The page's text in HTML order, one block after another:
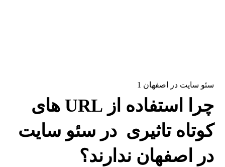
سئو سایت در اصفهان 1
چرا استفاده از URL های
کوتاه تاثیری در سئو سایت
در اصفهان ندارند؟